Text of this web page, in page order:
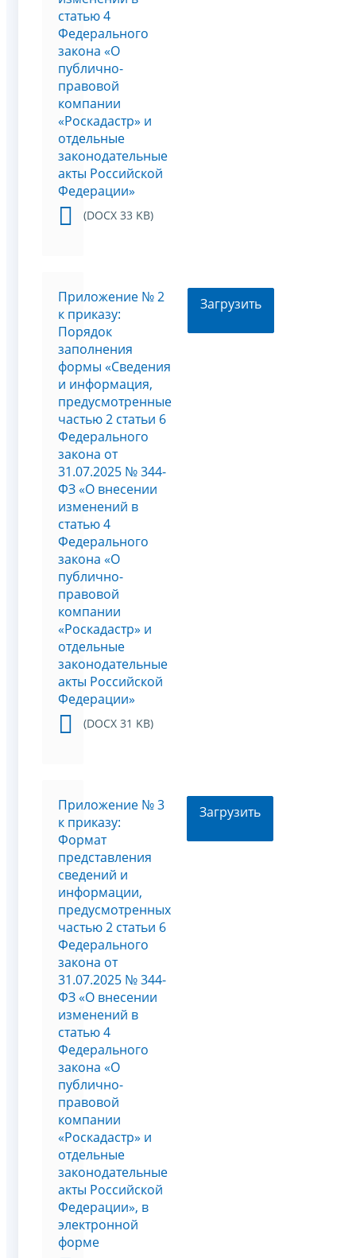
статью 4
Федерального
закона «О
публично-
правовой
компании
«Роскадастр» и
отдельные
законодательные
акты Российской
Федерации»
(DOCX 33 KB)
Приложение № 2
к приказу:
Порядок
заполнения
формы «Сведения
и информация,
предусмотренные
частью 2 статьи 6
Федерального
закона от
31.07.2025 № 344-
ФЗ «О внесении
изменений в
статью 4
Федерального
закона «О
публично-
правовой
компании
«Роскадастр» и
отдельные
законодательные
акты Российской
Федерации»
(DOCX 31 KB)
Загрузить
Приложение № 3
к приказу:
Формат
представления
сведений и
информации,
предусмотренных
частью 2 статьи 6
Федерального
закона от
31.07.2025 № 344-
ФЗ «О внесении
изменений в
статью 4
Федерального
закона «О
публично-
правовой
компании
«Роскадастр» и
отдельные
законодательные
акты Российской
Федерации», в
электронной
форме
Загрузить